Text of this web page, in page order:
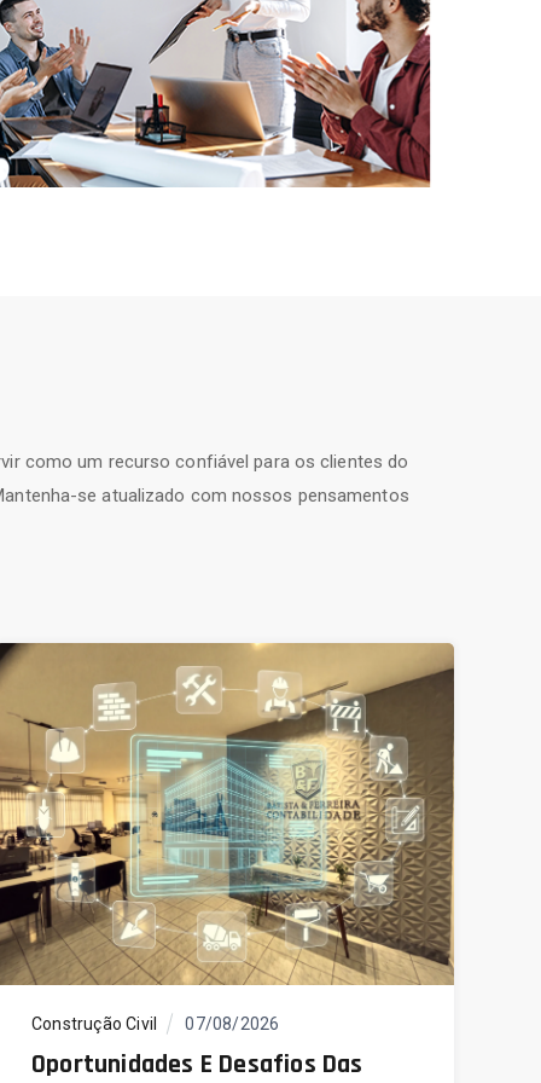
como um recurso confiável para os clientes do
se atualizado com nossos pensamentos
Construção Civil 07/08/2026
Oportunidades E Desafios Das